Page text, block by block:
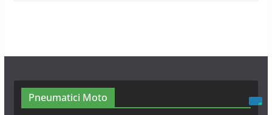
26 Gennaio 2017
Pneumatici Moto